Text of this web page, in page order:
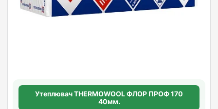
Утеплювач THERMOWOOL ФЛОР ПРОФ 170
40мм.